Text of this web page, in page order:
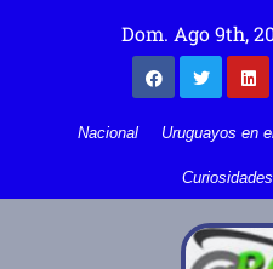
Dom. Ago 9th,
Nacional Uruguayos en